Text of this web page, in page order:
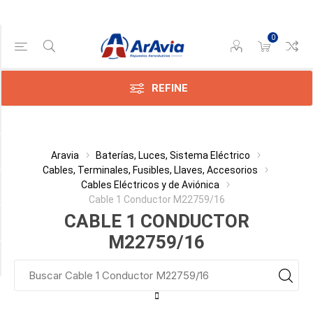
0
REFINE
Aravia
Baterías, Luces, Sistema Eléctrico
Cables, Terminales, Fusibles, Llaves, Accesorios
Cables Eléctricos y de Aviónica
Cable 1 Conductor M22759/16
CABLE 1 CONDUCTOR
M22759/16
Gama de precios
Min:$0.00
Categoría
Fabricante
Cable AWG